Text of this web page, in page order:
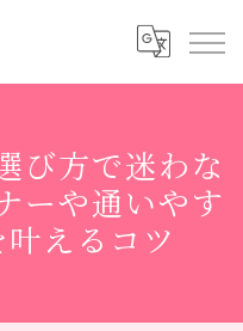
び方で迷わな
ーや通いやす
えるコツ